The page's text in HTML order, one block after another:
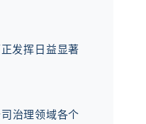
发挥日益显著
治理领域各个